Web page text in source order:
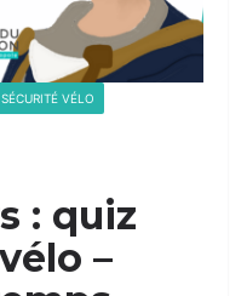
SÉCURITÉ VÉLO
: quiz
–